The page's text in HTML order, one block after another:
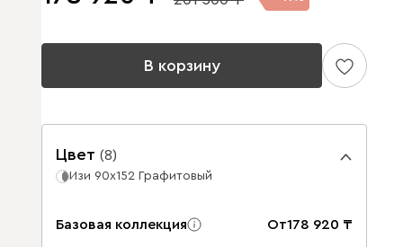
В корзину
Цвет (8)
Изи 90x152 Графитовый
Базовая коллекция От178 920